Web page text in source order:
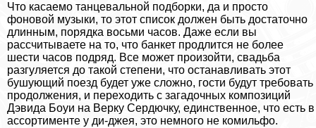
Что касаемо танцевальной подборки, да и просто
фоновой музыки, то этот список должен быть достаточно
длинным, порядка восьми часов. Даже если вы
рассчитываете на то, что банкет продлится не более
шести часов подряд. Все может произойти, свадьба
разгуляется до такой степени, что останавливать этот
бушующий поезд будет уже сложно, гости будут требовать
продолжения, и переходить с загадочных композиций
Дэвида Боуи на Верку Сердючку, единственное, что есть в
ассортименте у ди-джея, это немного не комильфо.